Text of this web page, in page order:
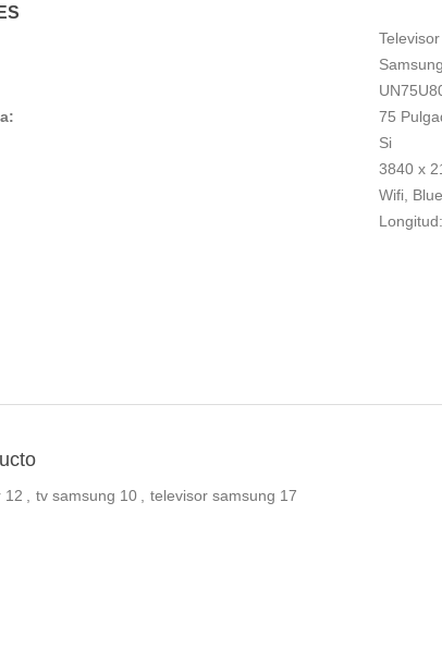
Televisor
Samsung
75
Si
3840 x
Wifi,
12 tv samsung 10 televisor samsung 17